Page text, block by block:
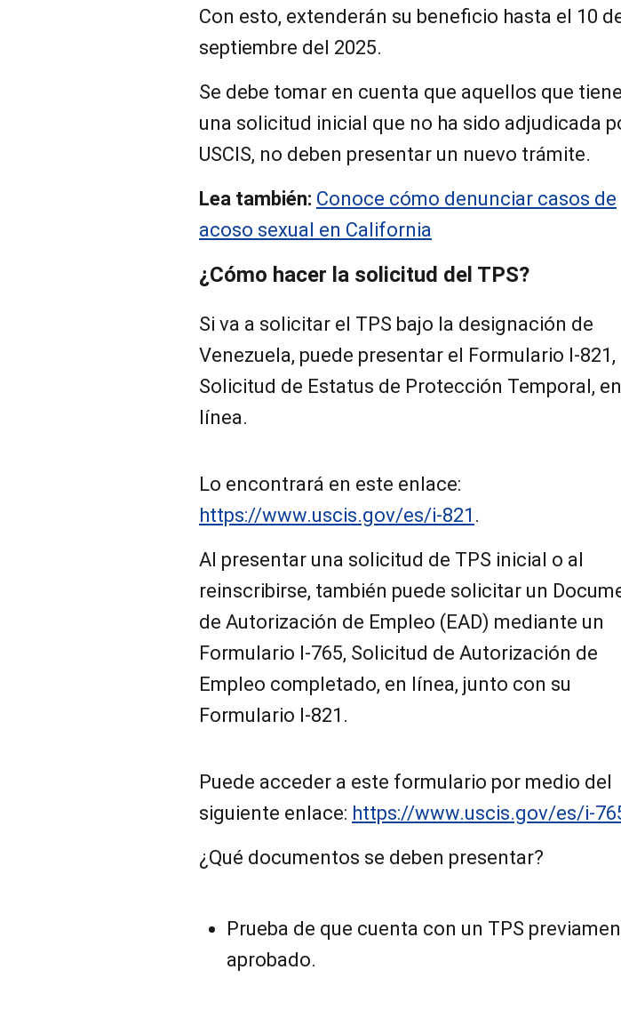
Con esto, extenderán su beneficio hasta el 10
septiembre del 2025.
Se debe tomar en cuenta que aquellos que
una solicitud inicial que no ha sido adjudicada
USCIS, no deben presentar un nuevo trámite.
Lea también: Conoce cómo denunciar casos de
acoso sexual en California
¿Cómo hacer la solicitud del TPS?
Si va a solicitar el TPS bajo la designación de
Venezuela, puede presentar el Formulario I-821,
Solicitud de Estatus de Protección Temporal, en
línea.
Lo encontrará en este enlace:
https://www.uscis.gov/es/i-821 .
Al presentar una solicitud de TPS inicial o al
reinscribirse, también puede solicitar un
de Autorización de Empleo (EAD) mediante un
Formulario I-765, Solicitud de Autorización de
Empleo completado, en línea, junto con su
Formulario I-821.
Puede acceder a este formulario por medio del
siguiente enlace: https://www.uscis.gov/es/i-
¿Qué documentos se deben presentar?
Prueba de que cuenta con un TPS
aprobado.